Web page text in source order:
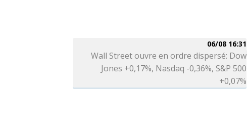
06/08 16:31
Wall Street ouvre en ordre dispersé: Dow
Jones +0,17%, Nasdaq -0,36%, S&P 500
+0,07%